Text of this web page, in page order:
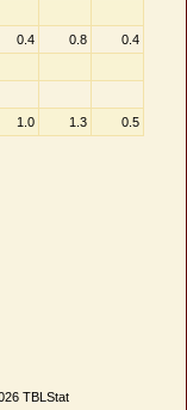
0.4 0.8
0.4
1.0 1.3 0.5
TBLStat